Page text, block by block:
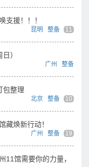
支援！！！
昆明 整备 11
）
广州 整备
包整理
北京 整备 10
藏焕新行动！
广州 整备 19
11馆需要你的力量，